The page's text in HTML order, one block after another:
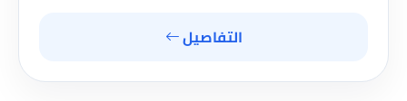
التفاصيل